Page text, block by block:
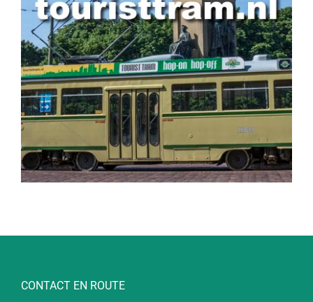
CONTACT EN ROUTE